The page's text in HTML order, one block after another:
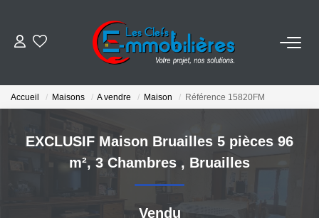
VENDRE
Accueil Maisons A vendre Maison Référence 15820FM
EXCLUSIF Maison Bruailles 5 pièces 96
m², 3 Chambres , Bruailles
Vendu